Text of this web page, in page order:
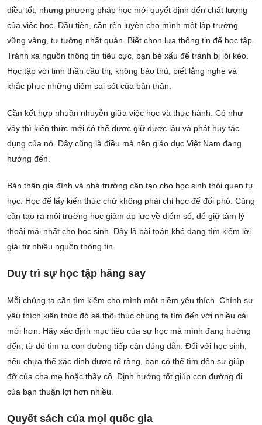
điều tốt, nhưng phương pháp học mới quyết định đến chất lượng
của việc học. Đầu tiên, cần rèn luyện cho mình một lập trường
vững vàng, tư tưởng nhất quán. Biết chọn lựa thông tin để học tập.
Tránh xa nguồn thông tin tiêu cực, bạn bè xấu để tránh bị lôi kéo.
Học tập với tinh thần cầu thị, không bảo thủ, biết lắng nghe và
khắc phục những điểm sai sót của bản thân.
Cần kết hợp nhuần nhuyễn giữa việc học và thực hành. Có như
vậy thì kiến thức mới có thể được giữ được lâu và phát huy tác
dụng của nó. Đây cũng là điều mà nền giáo dục Việt Nam đang
hướng đến.
Bản thân gia đình và nhà trường cần tạo cho học sinh thói quen tự
học. Học để lấy kiến thức chứ không phải chỉ học để đối phó. Cũng
cần tạo ra môi trường học giảm áp lực về điểm số, để giữ tâm lý
thoải mái nhất cho học sinh. Đây là bài toán khó đang tìm kiếm lời
giải từ nhiều nguồn thông tin.
Duy trì sự học tập hăng say
Mỗi chúng ta cần tìm kiếm cho mình một niềm yêu thích. Chính sự
yêu thích kiến thức đó sẽ thôi thúc chúng ta tìm đến với nhiều cái
mới hơn. Hãy xác định mục tiêu của sự học mà mình đang hướng
đến, từ đó tìm ra con đường tiếp cận đúng đắn. Đối với học sinh,
nếu chưa thể xác định được rõ ràng, bạn có thể tìm đến sự giúp
đỡ của cha mẹ hoặc thầy cô. Định hướng tốt giúp con đường đi
của bạn thuận lợi hơn nhiều.
Quyết sách của mọi quốc gia